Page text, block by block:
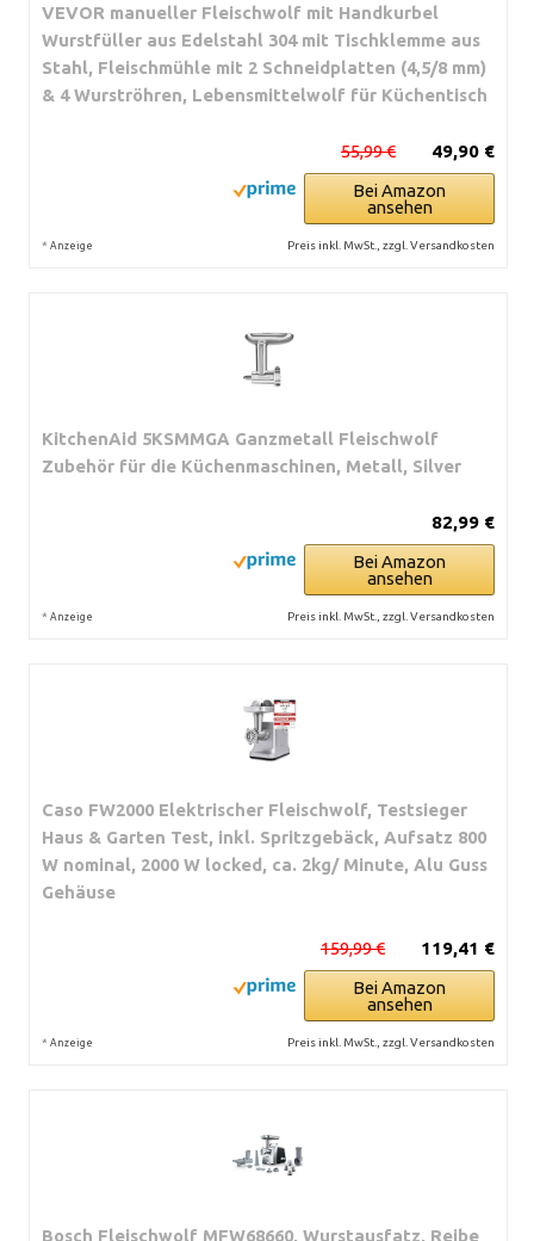
VEVOR manueller Fleischwolf mit Handkurbel
Wurstfüller aus Edelstahl 304 mit Tischklemme aus
Stahl, Fleischmühle mit 2 Schneidplatten (4,5/8 mm)
& 4 Wurströhren, Lebensmittelwolf für Küchentisch
49,90 €
55,99 €
Bei Amazon
ansehen
* Anzeige Preis inkl. MwSt., zzgl. Versandkosten
KitchenAid 5KSMMGA Ganzmetall Fleischwolf
Zubehör für die Küchenmaschinen, Metall, Silver
82,99 €
Bei Amazon
ansehen
* Anzeige Preis inkl. MwSt., zzgl. Versandkosten
Caso FW2000 Elektrischer Fleischwolf, Testsieger
Haus & Garten Test, inkl. Spritzgebäck, Aufsatz 800
W nominal, 2000 W locked, ca. 2kg/ Minute, Alu Guss
Gehäuse
119,41 €
159,99 €
Bei Amazon
ansehen
* Anzeige Preis inkl. MwSt., zzgl. Versandkosten
Bosch Fleischwolf MFW68660, Wurstausfatz, Reibe